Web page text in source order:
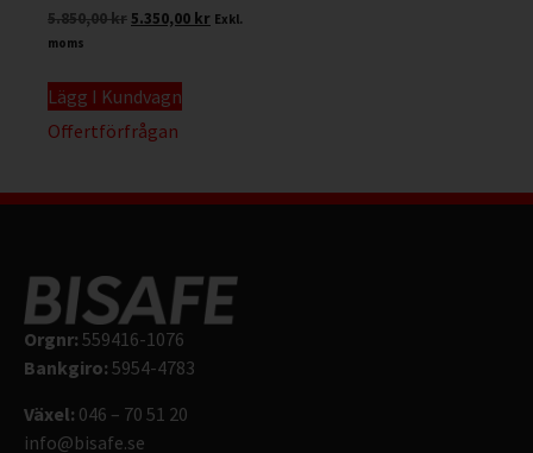
5.850,00kr5.350,00 kr Exkl.
moms
Lägg I Kundvagn
Offertförfrågan
Orgnr: 559416-1076
Bankgiro: 5954-4783
Växel: 046 – 70 51 20
info@bisafe.se